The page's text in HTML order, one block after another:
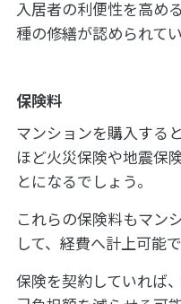
入居者の利便性を高め
種の修繕が認められて
保険料
マンションを購入する
ほど火災保険や地震保
とになるでしょう。
これらの保険料もマン
して、経費へ計上可能で
保険を契約していれば